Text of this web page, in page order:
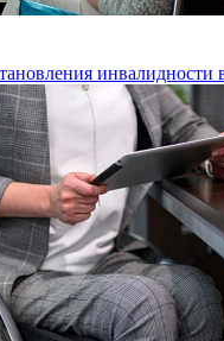
инвалидности